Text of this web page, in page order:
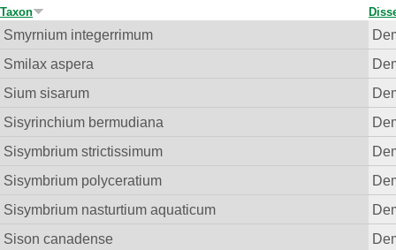
Taxon
Smyrnium integerrimum
Smilax aspera
Sium sisarum
Sisyrinchium bermudiana
Sisymbrium strictissimum
Sisymbrium polyceratium
Sisymbrium nasturtium aquaticum
Sison canadense